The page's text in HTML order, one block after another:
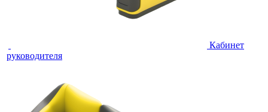
Кабинет
руководителя